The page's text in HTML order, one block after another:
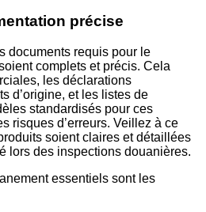
précise
documents requis pour le
complets et précis. Cela
les déclarations
d’origine, et les listes de
standardisés pour ces
risques d’erreurs. Veillez à ce
soient claires et détaillées
lors des inspections douanières.
essentiels sont les